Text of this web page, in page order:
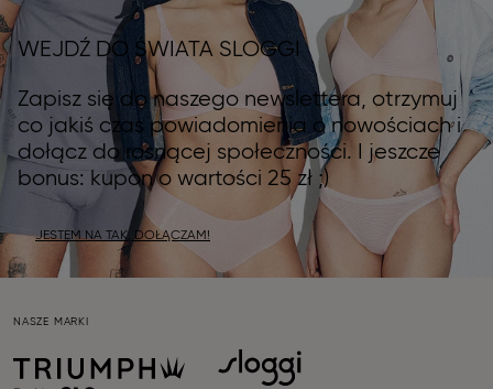
WEJDŹ DO ŚWIATA SLOGGI
Zapisz się do naszego newslettera, otrzymuj
co jakiś czas powiadomienia o nowościach i
dołącz do rosnącej społeczności. I jeszcze
bonus: kupon o wartości 25 zł ;)
JESTEM NA TAK, DOŁĄCZAM!
NASZE MARKI